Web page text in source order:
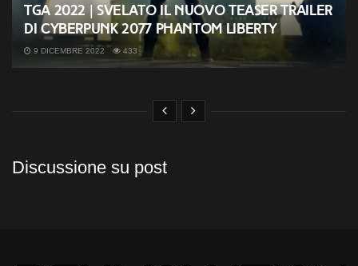
TGA 2022 | Svelato il nuovo teaser trailer
di Cyberpunk 2077 Phantom Liberty
9 DICEMBRE 2022 433
Discussione su post